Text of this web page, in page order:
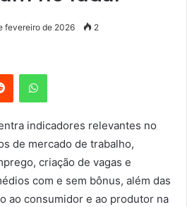
fevereiro de 2026 2
Reddit WhatsApp
indicadores relevantes no
de mercado de trabalho,
criação de vagas e
com e sem bônus, além das
ao consumidor e ao produtor na